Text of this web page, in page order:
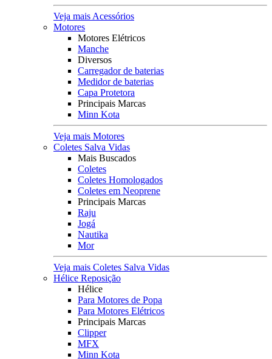
Veja mais Acessórios
Motores
Motores Elétricos
Manche
Diversos
Carregador de baterias
Medidor de baterias
Capa Protetora
Principais Marcas
Minn Kota
Veja mais Motores
Coletes Salva Vidas
Mais Buscados
Coletes
Coletes Homologados
Coletes em Neoprene
Principais Marcas
Raju
Jogá
Nautika
Mor
Veja mais Coletes Salva Vidas
Hélice Reposição
Hélice
Para Motores de Popa
Para Motores Elétricos
Principais Marcas
Clipper
MFX
Minn Kota